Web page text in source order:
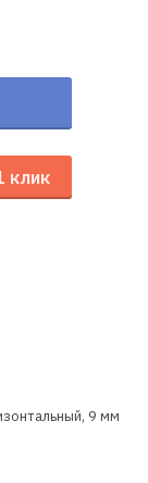
клик
9 мм